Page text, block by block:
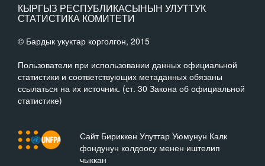
КЫРГЫЗ РЕСПУБЛИКАСЫНЫН УЛУТТУК
СТАТИСТИКА КОМИТЕТИ
© Бардык укуктар корголгон, 2015
Пользователи при использовании данных официальной
статистики и соответствующих метаданных обязаны
ссылаться на их источник. (ст. 30 Закона об официальной
статистике)
Сайт Бириккен Улуттар Уюмунун Калк
фондунун колдоосу менен иштелип
чыккан